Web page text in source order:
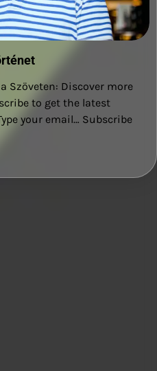
Szöveten: Discover more
to get the latest
your email… Subscribe